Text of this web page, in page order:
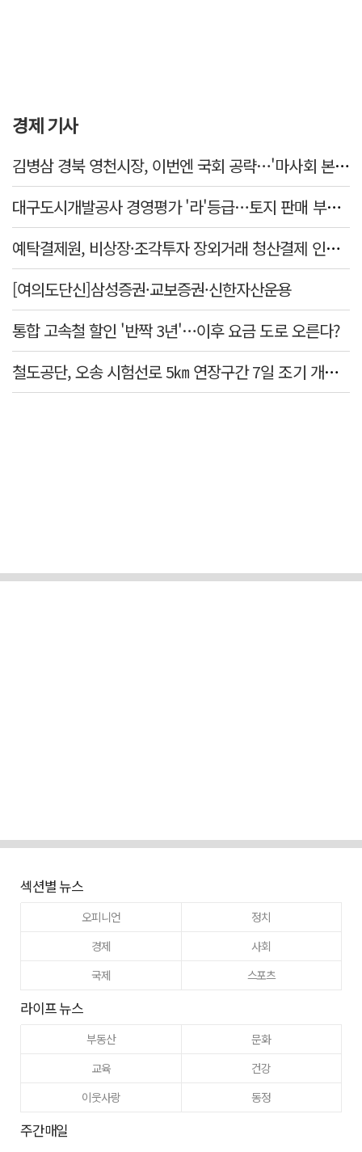
경제 기사
김병삼 경북 영천시장, 이번엔 국회 공략…'마사회 본사 이전·광역교통망 확충' 요청
대구도시개발공사 경영평가 '라'등급…토지 판매 부진에 1년 만에 두 단계 '뚝'
예탁결제원, 비상장·조각투자 장외거래 청산결제 인프라 구축 착수…연내 가동
[여의도단신]삼성증권·교보증권·신한자산운용
통합 고속철 할인 '반짝 3년'…이후 요금 도로 오른다?
철도공단, 오송 시험선로 5㎞ 연장구간 7일 조기 개통…LA 메트로 사업 지원
섹션별 뉴스
오피니언
정치
경제
사회
국제
스포츠
라이프 뉴스
부동산
문화
교육
건강
이웃사랑
동정
주간매일